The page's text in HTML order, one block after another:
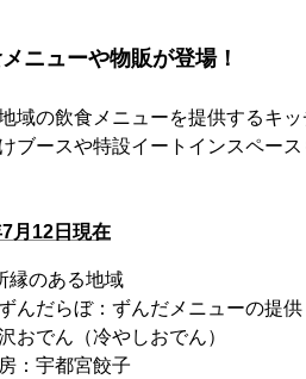
ニューや物販が登場！
域の飲食メニューを提供するキ
ブースや特設イートインスペー
月12日現在
のある地域
んだらぼ：ずんだメニューの提
おでん（冷やしおでん）
：宇都宮餃子